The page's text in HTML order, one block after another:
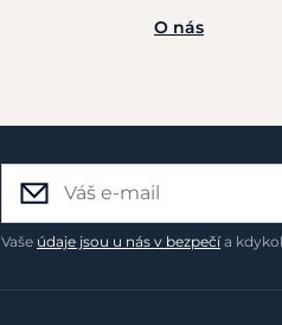
O nás
Vaše údaje jsou u nás v bezpečía